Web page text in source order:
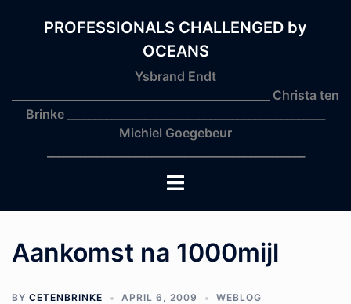
PROFESSIONALS CHALLENGED by
OCEANS
Ysbrand Endt
_______________________________________________ Christa ten
Brinke _______________________________________________
Michiel Goegebeur
Toggle
menu
Aankomst na 1000mijl
BY CETENBRINKE APRIL 6, 2009 WEBLOG